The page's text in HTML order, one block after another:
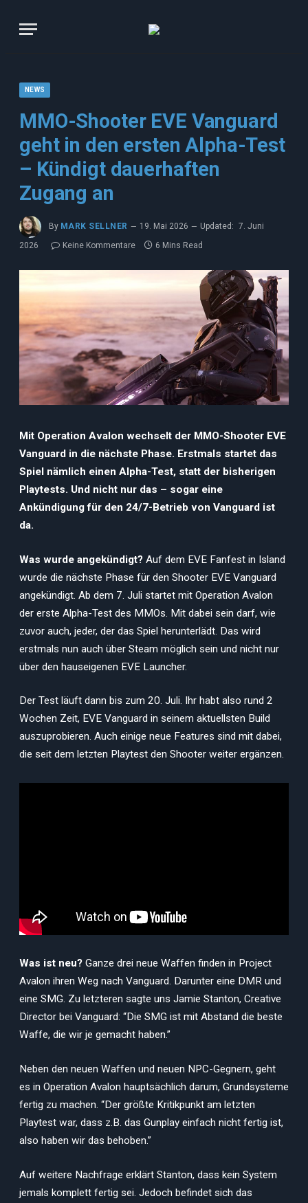
NEWS
MMO-Shooter EVE Vanguard
geht in den ersten Alpha-Test
– Kündigt dauerhaften
Zugang an
By MARK SELLNER 19. Mai 2026 Updated: 7. Juni
2026
Keine Kommentare 6 Mins Read
Mit Operation Avalon wechselt der MMO-Shooter EVE
Vanguard in die nächste Phase. Erstmals startet das
Spiel nämlich einen Alpha-Test, statt der bisherigen
Playtests. Und nicht nur das – sogar eine
Ankündigung für den 24/7-Betrieb von Vanguard ist
da.
Was wurde angekündigt? Auf dem EVE Fanfest in Island
wurde die nächste Phase für den Shooter EVE Vanguard
angekündigt. Ab dem 7. Juli startet mit Operation Avalon
der erste Alpha-Test des MMOs. Mit dabei sein darf, wie
zuvor auch, jeder, der das Spiel herunterlädt. Das wird
erstmals nun auch über Steam möglich sein und nicht nur
über den hauseigenen EVE Launcher.
Der Test läuft dann bis zum 20. Juli. Ihr habt also rund 2
Wochen Zeit, EVE Vanguard in seinem aktuellsten Build
auszuprobieren. Auch einige neue Features sind mit dabei,
die seit dem letzten Playtest den Shooter weiter ergänzen.
Was ist neu? Ganze drei neue Waffen finden in Project
Avalon ihren Weg nach Vanguard. Darunter eine DMR und
eine SMG. Zu letzteren sagte uns Jamie Stanton, Creative
Director bei Vanguard: “Die SMG ist mit Abstand die beste
Waffe, die wir je gemacht haben.”
Neben den neuen Waffen und neuen NPC-Gegnern, geht
es in Operation Avalon hauptsächlich darum, Grundsysteme
fertig zu machen. “Der größte Kritikpunkt am letzten
Playtest war, dass z.B. das Gunplay einfach nicht fertig ist,
also haben wir das behoben.”
Auf weitere Nachfrage erklärt Stanton, dass kein System
jemals komplett fertig sei. Jedoch befindet sich das